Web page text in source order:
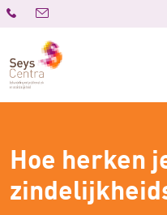
Hoe herken